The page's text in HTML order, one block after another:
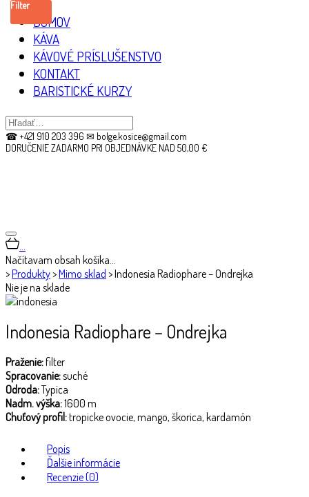
DOMOV
KÁVA
KÁVOVÉ PRÍSLUŠENSTVO
KONTAKT
BARISTICKÉ KURZY
☎ +421 910 203 396 ✉ bolge.kosice@gmail.com
DORUČENIE ZADARMO PRI OBJEDNÁVKE NAD 50,00 €
…
Načítavam obsah košíka…
>Produkty>Mimo sklad >Indonesia Radiophare – Ondrejka
Nie je na sklade
Filter
Indonesia Radiophare – Ondrejka
Praženie:filter
Spracovanie:suché
Odroda:Typica
Nadm. výška:1600 m
Chuťový profil:tropicke ovocie, mango, škorica, kardamón
Popis
Ďalšie informácie
Recenzie (0)